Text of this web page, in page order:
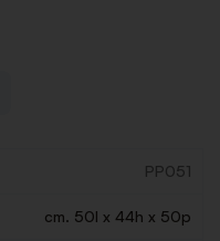
PP051
cm. 50l x 44h x 50p